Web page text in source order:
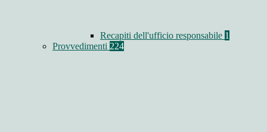
Recapiti dell'ufficio responsabile 1
Provvedimenti 224